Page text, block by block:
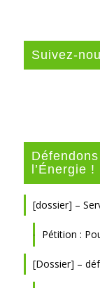
Suivez-
l’Énergie !
[dossier] –
Pétition :
[Dossier] –